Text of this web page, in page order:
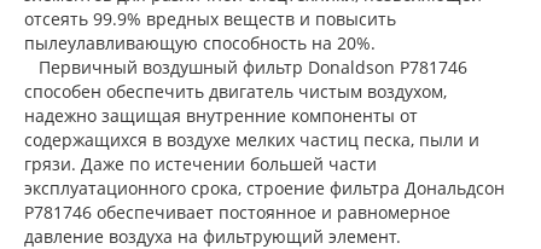
отсеять 99.9% вредных веществ и повысить
пылеулавливающую способность на 20%.
Первичный воздушный фильтр Donaldson P781746
способен обеспечить двигатель чистым воздухом,
надежно защищая внутренние компоненты от
содержащихся в воздухе мелких частиц песка, пыли и
грязи. Даже по истечении большей части
эксплуатационного срока, строение фильтра Дональдсон
P781746 обеспечивает постоянное и равномерное
давление воздуха на фильтрующий элемент.